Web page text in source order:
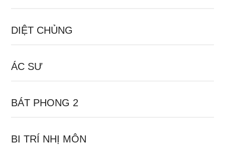
DIỆT CHỦNG
ÁC SƯ
BÁT PHONG 2
BI TRÍ NHỊ MÔN